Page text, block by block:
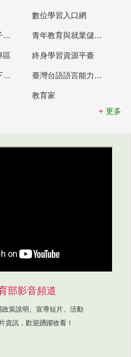
數位學習入口網
教育部統計處電子書櫃 青年教育與就業儲蓄帳戶
區 終身學習資源平臺
教育部高中等以下學校及幼兒園教師資格檢定考試 臺灣台語語言能力認證網站
教育家
更多
部影音頻道
策說明、宣導短片、活動
資訊，歡迎踴躍收看！